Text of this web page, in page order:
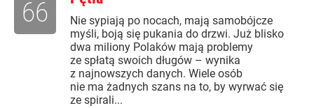
Nie sypiają po nocach, mają samobójcze
myśli, boją się pukania do drzwi. Już blisko
dwa miliony Polaków mają problemy
ze spłatą swoich długów – wynika
z najnowszych danych. Wiele osób
nie ma żadnych szans na to, by wyrwać się
ze spirali...
66